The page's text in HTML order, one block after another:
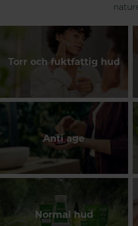
Torr och fuktfattig hud
Anti age
Normal hud